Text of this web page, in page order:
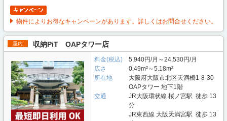
物件によりお得なキャンペーンがあります。詳しくはお問合せください。
屋内 収納PiT OAPタワー店
料金(税込)
5,940円/月～24,530円/月
広さ
0.49m²～5.18m²
所在地
大阪府大阪市北区天満橋1-8-30
OAPタワー 地下1階
交通
JR大阪環状線 桜ノ宮駅 徒歩 13
分
JR東西線 大阪天満宮駅 徒歩 13